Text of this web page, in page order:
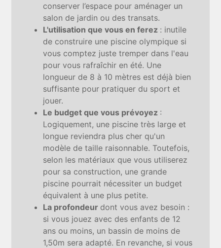
conserver l’espace pour aménager un
salon de jardin ou des transats.
L'utilisation que vous en ferez : inutile
de construire une piscine olympique si
vous comptez juste tremper dans l'eau
pour vous rafraîchir en été. Une
longueur de 8 à 10 mètres est déjà bien
suffisante pour pratiquer du sport et
jouer.
Le budget que vous prévoyez :
Logiquement, une piscine très large et
longue reviendra plus cher qu'un
modèle de taille raisonnable. Toutefois,
selon les matériaux que vous utiliserez
pour sa construction, une grande
piscine pourrait nécessiter un budget
équivalent à une plus petite.
La profondeur dont vous avez besoin :
si vous jouez avec des enfants de 12
ans ou moins, un bassin de moins de
1,50m sera adapté. En revanche, si vous